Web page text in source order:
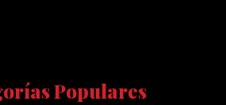
Populares